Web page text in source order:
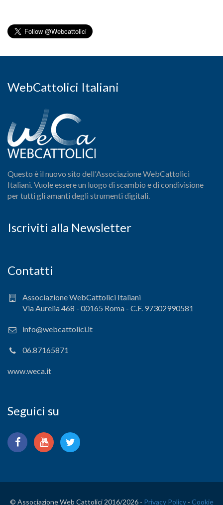
WebCattolici Italiani
Questo è il nuovo sito dell'Associazione WebCattolici
Italiani. Vuole essere un luogo di scambio e di condivisione
per tutti gli amanti degli strumenti digitali.
Iscriviti alla Newsletter
Contatti
Associazione WebCattolici Italiani
Via Aurelia 468 - 00165 Roma - C.F. 97302990581
info@webcattolici.it
06.87165871
www.weca.it
Seguici su
© Associazione Web Cattolici 2016/2026 - Privacy Policy- Cookie